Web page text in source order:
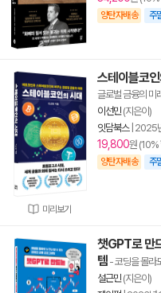
양탄자배송 주
미리보기
스테이블코
글로벌 금융의 미
이선민(지은이)
잇담북스| 2025
19,800원 (10%
양탄자배송 주
챗GPT로 만
템 - 코딩을 몰라
설근민(지은이)